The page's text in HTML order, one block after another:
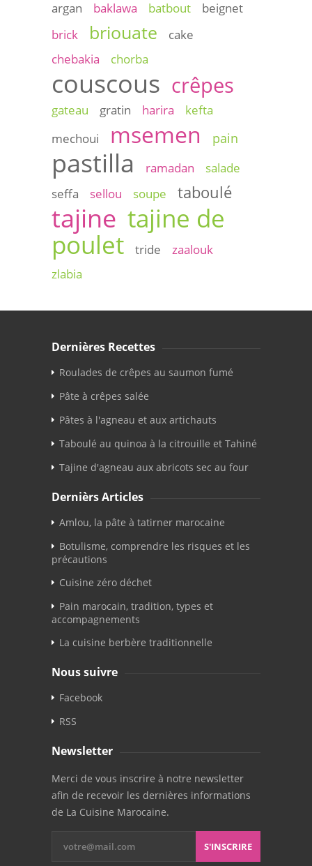
argan baklawa batbout
beignet
brick
briouate
cake
chebakia
chorba
couscous crêpes
gateau gratin harira
kefta
mechoui
msemen pain
pastilla ramadan
salade
seffa
sellou soupe taboulé
tajine tajine de
poulet
tride
zaalouk
zlabia
Dernières Recettes
Roulades de crêpes au saumon fumé
Pâte à crêpes salée
Pâtes à l'agneau et aux artichauts
Taboulé au quinoa à la citrouille et Tahiné
Tajine d'agneau aux abricots sec au four
Dernièrs Articles
Amlou, la pâte à tatirner marocaine
Botulisme, comprendre les risques et les
précautions
Cuisine zéro déchet
Pain marocain, tradition, types et
accompagnements
La cuisine berbère traditionnelle
Nous suivre
Facebook
RSS
Newsletter
Merci de vous inscrire à notre newsletter
afin de recevoir les dernières informations
de La Cuisine Marocaine.
S'INSCRIRE